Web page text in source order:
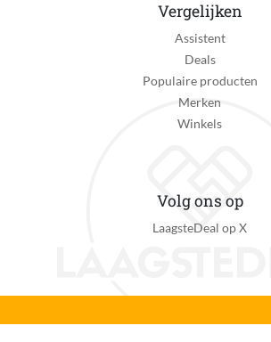
Vergelijken
Assistent
Deals
Populaire producten
Merken
Winkels
Volg ons op
LaagsteDeal op X